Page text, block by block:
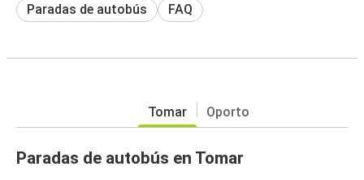
Paradas de autobús FAQ
Tomar Oporto
Paradas de autobús en Tomar